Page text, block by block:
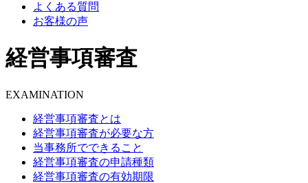
よくある質問
お客様の声
経営事項審査
EXAMINATION
経営事項審査とは
経営事項審査が必要な方
当事務所でできること
経営事項審査の申請種類
経営事項審査の有効期限